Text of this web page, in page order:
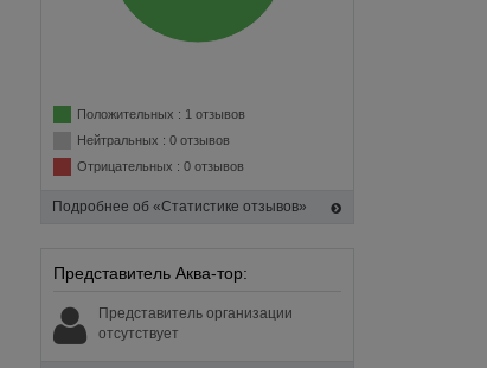
Положительных : 1 отзывов
Нейтральных : 0 отзывов
Отрицательных : 0 отзывов
Подробнее об «Статистике отзывов»
Представитель Аква-тор:
Представитель организации
отсутствует